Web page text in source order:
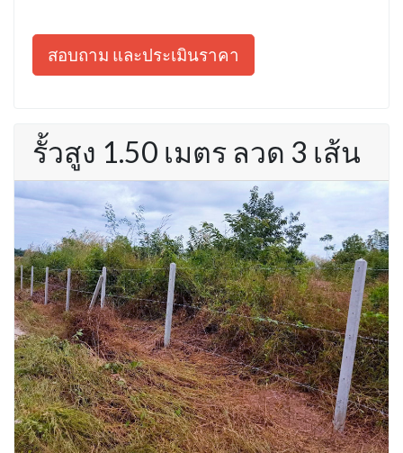
สอบถาม และประเมินราคา
รั้วสูง 1.50 เมตร ลวด 3 เส้น